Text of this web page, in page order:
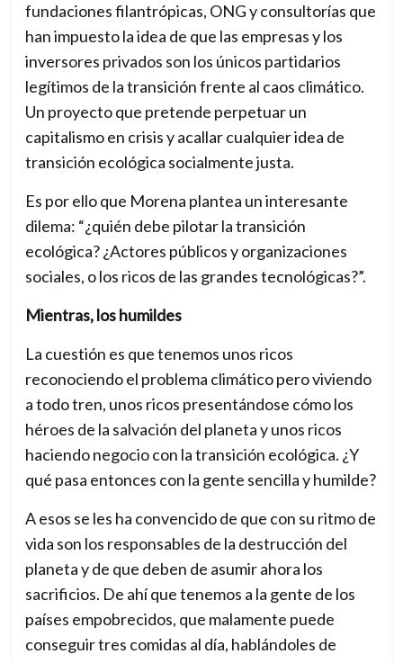
fundaciones filantrópicas, ONG y consultorías que
han impuesto la idea de que las empresas y los
inversores privados son los únicos partidarios
legítimos de la transición frente al caos climático.
Un proyecto que pretende perpetuar un
capitalismo en crisis y acallar cualquier idea de
transición ecológica socialmente justa.
Es por ello que Morena plantea un interesante
dilema: “¿quién debe pilotar la transición
ecológica? ¿Actores públicos y organizaciones
sociales, o los ricos de las grandes tecnológicas?”.
Mientras, los humildes
La cuestión es que tenemos unos ricos
reconociendo el problema climático pero viviendo
a todo tren, unos ricos presentándose cómo los
héroes de la salvación del planeta y unos ricos
haciendo negocio con la transición ecológica. ¿Y
qué pasa entonces con la gente sencilla y humilde?
A esos se les ha convencido de que con su ritmo de
vida son los responsables de la destrucción del
planeta y de que deben de asumir ahora los
sacrificios. De ahí que tenemos a la gente de los
países empobrecidos, que malamente puede
conseguir tres comidas al día, hablándoles de